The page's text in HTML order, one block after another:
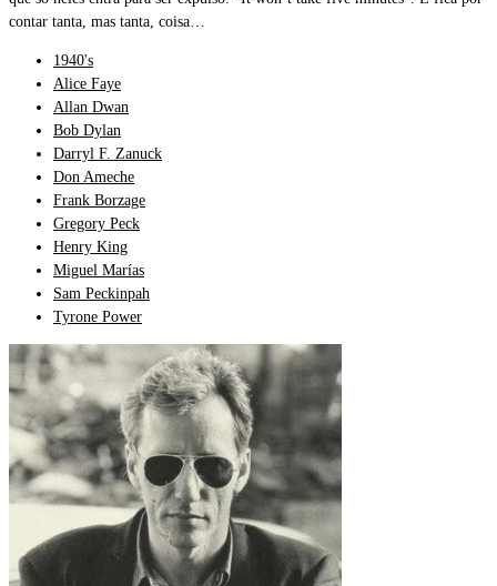
contar tanta, mas tanta, coisa…
1940's
Alice Faye
Allan Dwan
Bob Dylan
Darryl F. Zanuck
Don Ameche
Frank Borzage
Gregory Peck
Henry King
Miguel Marías
Sam Peckinpah
Tyrone Power